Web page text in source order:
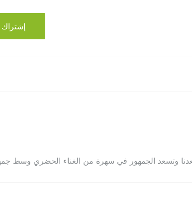
إشتراك